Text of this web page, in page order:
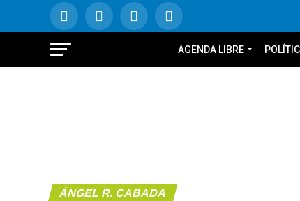
AGENDA LIBRE
ÁNGEL R. CABADA